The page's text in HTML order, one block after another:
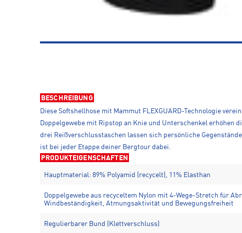
BESCHREIBUNG
Diese Softshellhose mit Mammut FLEXGUARD-Technologie
Doppelgewebe mit Ripstop an Knie und Unterschenkel
drei Reißverschlusstaschen lassen sich persönliche
ist bei jeder Etappe deiner Bergtour dabei.
PRODUKTEIGENSCHAFTEN
Hauptmaterial: 89% Polyamid (recycelt), 11% Elasthan
Doppelgewebe aus recyceltem Nylon mit 4-Wege-Stretch für
Windbeständigkeit, Atmungsaktivität und Bewegungsfreiheit
Regulierbarer Bund (Klettverschluss)